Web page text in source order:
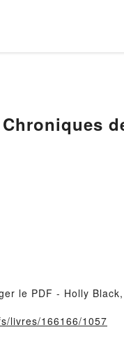
le PDF - Holly
livres/166166/1057